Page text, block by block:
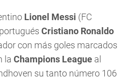
Lionel Messi (FC
Cristiano Ronaldo
con más goles marcados
la Champions League al
su tanto número 106